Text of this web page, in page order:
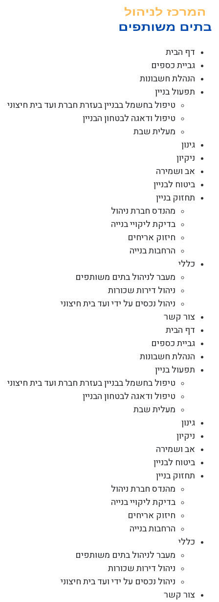
דף הבית
גביית כספים
הנהלת חשבונות
תפעול בניין
טיפול בחשמל בבניין בעזרת חברת ועד בית חיצוני
טיפול ודאגה לבטחון הבניין
מעלית שבת
גינון
ניקיון
אב ושמירה
ביטוח לבניין
תחזוק בניין
מהנדס חברת ניהול
בדיקת ליקויי בנייה
חיזוק אריחים
הרחבות בנייה
כללי
מעבר לניהול בתים משותפים
ניהול דירות שכורות
ניהול נכסים על ידי ועד בית חיצוני
צור קשר
דף הבית
גביית כספים
הנהלת חשבונות
תפעול בניין
טיפול בחשמל בבניין בעזרת חברת ועד בית חיצוני
טיפול ודאגה לבטחון הבניין
מעלית שבת
גינון
ניקיון
אב ושמירה
ביטוח לבניין
תחזוק בניין
מהנדס חברת ניהול
בדיקת ליקויי בנייה
חיזוק אריחים
הרחבות בנייה
כללי
מעבר לניהול בתים משותפים
ניהול דירות שכורות
ניהול נכסים על ידי ועד בית חיצוני
צור קשר